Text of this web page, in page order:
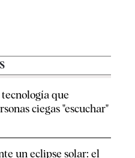
que
ciegas "escuchar"
un eclipse solar: el